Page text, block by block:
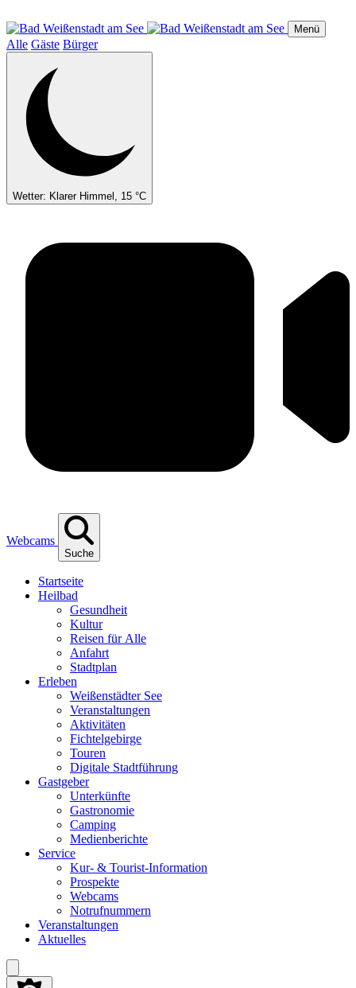
zum
Inhalt
Menü
Alle Gäste Bürger
Wetter: Klarer Himmel, 15 °C
Webcams
Suche
Start­sei­te
Heil­bad
Gesund­heit
Kul­tur
Rei­sen für Alle
Anfahrt
Stadt­plan
Erle­ben
Wei­ßen­städ­ter See
Ver­an­stal­tun­gen
Akti­vi­tä­ten
Fich­tel­ge­bir­ge
Tou­ren
Digi­ta­le Stadtführung
Gast­ge­ber
Unter­künf­te
Gas­tro­no­mie
Cam­ping
Medi­en­be­rich­te
Ser­vice
Kur- & Tourist-Information
Pro­spek­te
Web­cams
Not­ruf­num­mern
Ver­an­stal­tun­gen
Aktu­el­les